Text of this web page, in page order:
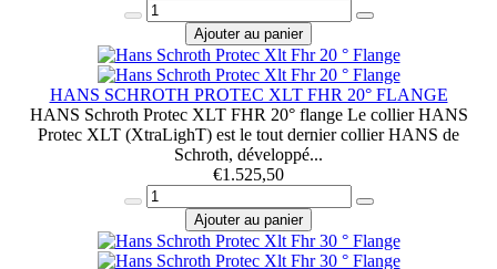
Ajouter au panier
HANS SCHROTH PROTEC XLT FHR 20° FLANGE
HANS Schroth Protec XLT FHR 20° flange Le collier HANS
Protec XLT (XtraLighT) est le tout dernier collier HANS de
Schroth, développé...
€1.525,50
Ajouter au panier